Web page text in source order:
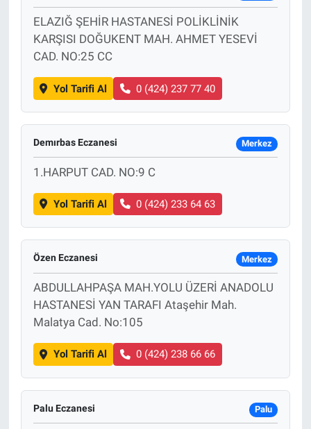
ELAZIĞ ŞEHİR HASTANESİ POLİKLİNİK
KARŞISI DOĞUKENT MAH. AHMET YESEVİ
CAD. NO:25 CC
Yol Tarifi Al 0 (424) 237 77 40
Demırbas Eczanesi Merkez
1.HARPUT CAD. NO:9 C
Yol Tarifi Al 0 (424) 233 64 63
Özen Eczanesi Merkez
ABDULLAHPAŞA MAH.YOLU ÜZERİ ANADOLU
HASTANESİ YAN TARAFI Ataşehir Mah.
Malatya Cad. No:105
Yol Tarifi Al 0 (424) 238 66 66
Palu Eczanesi Palu